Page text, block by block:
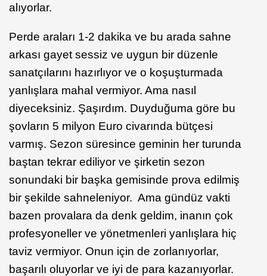
alıyorlar.
Perde araları 1-2 dakika ve bu arada sahne
arkası gayet sessiz ve uygun bir düzenle
sanatçılarını hazırlıyor ve o koşuşturmada
yanlışlara mahal vermiyor. Ama nasıl
diyeceksiniz. Şaşırdım. Duyduğuma göre bu
şovların 5 milyon Euro civarında bütçesi
varmış. Sezon süresince geminin her turunda
baştan tekrar ediliyor ve şirketin sezon
sonundaki bir başka gemisinde prova edilmiş
bir şekilde sahneleniyor. Ama gündüz vakti
bazen provalara da denk geldim, inanın çok
profesyoneller ve yönetmenleri yanlışlara hiç
taviz vermiyor. Onun için de zorlanıyorlar,
başarılı oluyorlar ve iyi de para kazanıyorlar.